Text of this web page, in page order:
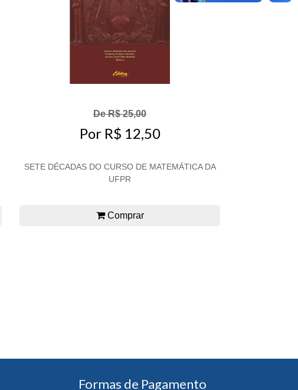
De R$ 25,00
Por R$ 12,50
SETE DÉCADAS DO CURSO DE MATEMÁTICA DA
UFPR
Comprar
Formas de Pagamento